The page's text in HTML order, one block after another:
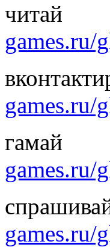
games.ru/
games.ru/